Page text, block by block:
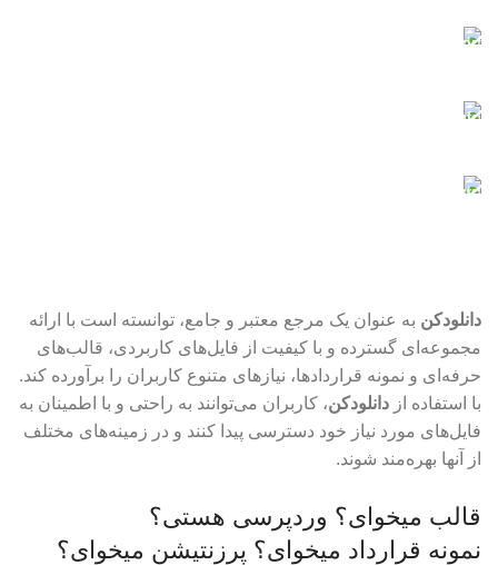
دانلودکن به عنوان یک مرجع معتبر و جامع، توانسته است با ارائه
مجموعه‌ای گسترده و با کیفیت از فایل‌های کاربردی، قالب‌های
حرفه‌ای و نمونه قراردادها، نیازهای متنوع کاربران را برآورده کند.
با استفاده از دانلودکن، کاربران می‌توانند به راحتی و با اطمینان به
فایل‌های مورد نیاز خود دسترسی پیدا کنند و در زمینه‌های مختلف
از آنها بهره‌مند شوند.
قالب میخوای؟ وردپرسی هستی؟
نمونه قرارداد میخوای؟ پرزنتیشن میخوای؟